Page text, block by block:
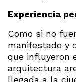
Experiencia
Como si no
manifestado y
que influyeron
arquitectura
llegada a la